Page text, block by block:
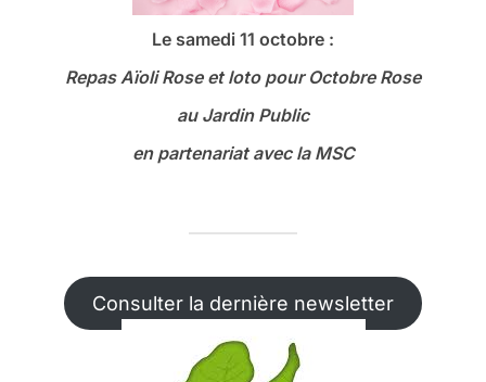
Le samedi 11 octobre :
Repas Aïoli Rose et loto pour Octobre Rose
au Jardin Public
en partenariat avec la MSC
Consulter la dernière newsletter